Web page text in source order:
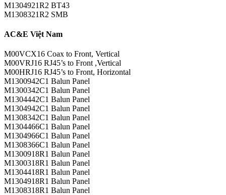
M1304921R2 BT43
M1308321R2 SMB
AC&E Việt Nam
M00VCX16 Coax to Front, Vertical
M00VRJ16 RJ45’s to Front ,Vertical
M00HRJ16 RJ45’s to Front, Horizontal
M1300942C1 Balun Panel
M1300342C1 Balun Panel
M1304442C1 Balun Panel
M1304942C1 Balun Panel
M1308342C1 Balun Panel
M1304466C1 Balun Panel
M1304966C1 Balun Panel
M1308366C1 Balun Panel
M1300918R1 Balun Panel
M1300318R1 Balun Panel
M1304418R1 Balun Panel
M1304918R1 Balun Panel
M1308318R1 Balun Panel